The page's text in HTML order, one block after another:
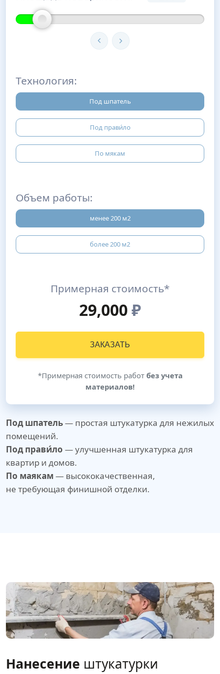
Технология:
Под шпатель
Под прави́ло
По мякам
Объем работы:
менее 200 м2
более 200 м2
Примерная стоимость*
29,000₽
ЗАКАЗАТЬ
*Примерная стоимость работ без учета
материалов!
Под шпатель— простая штукатурка для нежилых
помещений.
Под прави́ло — улучшенная штукатурка для
квартир и домов.
По маякам — высококачественная,
не требующая финишной отделки.
Нанесение штукатурки